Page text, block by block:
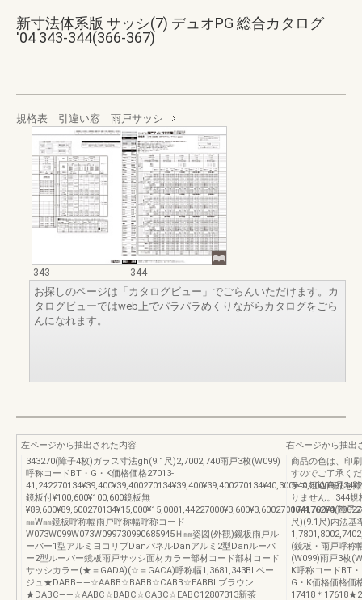
新寸法体系版 サッシ(7) デュオPG 総合カタログ
'04 343-344(366-367)
規格表 引違い窓 雨戸サッシ
343
344
お探しのページは「カタログビュー」でごらんいただけます。カ
タログビューではweb上でパラパラめくりながらカタログをごら
んになれます。
左ページから抽出された内容
343270(障子4枚)ガラス寸法gh(9.1尺)2,7002,740雨戸3枚(W099)
呼称コードBT・G・K価格価格27013-
鏡板付¥100,600¥100,600鏡板無
㎜W㎜鏡板呼称幅雨戸呼称幅呼称コード
W073W099W073W099730990685945Ｈ㎜姿図(外観)鏡板雨戸ル
ーバー1型アルミヨコリブDanパネルDanアルミ2型Danルーバ
ー2型ルーバー鏡板雨戸サッシ面材カラー部材コード部材コード
サッシカラー(★＝GADA)(☆＝GACA)呼称幅1,3681,343BLベー
ジュ★DABB――☆AABB☆BABB☆CABB☆EABBLブラウン
★DABC――☆AABC☆BABC☆CABC☆EABC12807313新茶
右ページから抽出
商品の色は、印
すのでご了承く
ラス組込商品を
りません。344
174176270(障子
尺)(9.1尺)内法基
(鏡板・雨戸呼称
(W099)雨戸3枚
K呼称コードBT
G・K価格価格価
17418＊